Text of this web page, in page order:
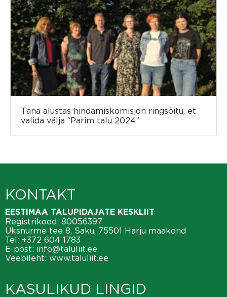
Täna alustas hindamiskomisjon ringsõitu, et
valida välja “Parim talu 2024”
KONTAKT
EESTIMAA TALUPIDAJATE KESKLIIT
Registrikood: 80056397
Üksnurme tee 8, Saku, 75501 Harju maakond
Tel: +372 604 1783
E-post: info@taluliit.ee
Veebileht: www.taluliit.ee
KASULIKUD LINGID